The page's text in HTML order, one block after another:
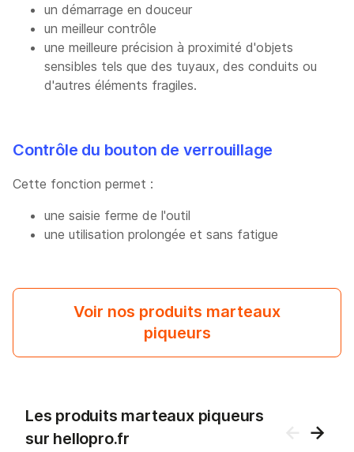
un démarrage en douceur
un meilleur contrôle
une meilleure précision à proximité d'objets
sensibles tels que des tuyaux, des conduits ou
d'autres éléments fragiles.
Contrôle du bouton de verrouillage
Cette fonction permet :
une saisie ferme de l'outil
une utilisation prolongée et sans fatigue
Voir nos produits marteaux
piqueurs
Les produits marteaux piqueurs
sur hellopro.fr